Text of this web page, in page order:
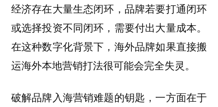
经济存在大量生态闭环，品牌若要打通闭环
或选择投资不同闭环，需要付出大量成本。
在这种数字化背景下，海外品牌如果直接搬
运海外本地营销打法很可能会完全失灵。
破解品牌入海营销难题的钥匙，一方面在于